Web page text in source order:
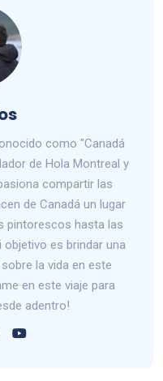
como "Canadá
de Hola Montreal y
compartir las
de Canadá un lugar
pintorescos hasta las
es brindar una
la vida en este
en este viaje para
adentro!